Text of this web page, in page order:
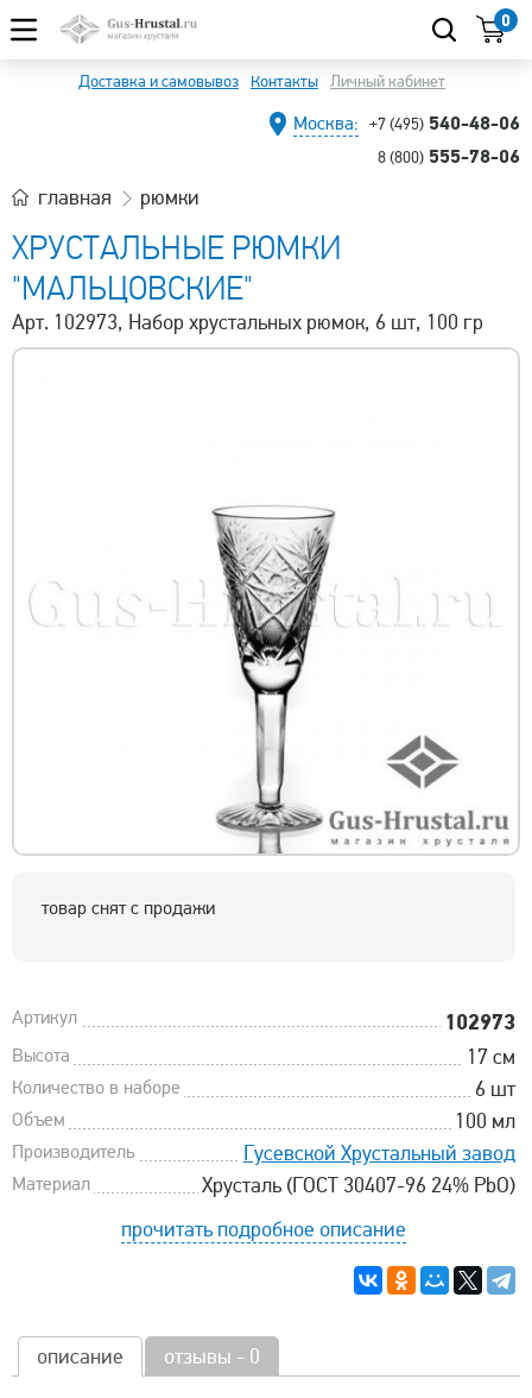
0
Доставка и самовывоз Контакты Личный кабинет
Москва: +7 (495) 540-48-06
8 (800) 555-78-06
главная рюмки
ХРУСТАЛЬНЫЕ РЮМКИ
"МАЛЬЦОВСКИЕ"
Арт. 102973, Набор хрустальных рюмок, 6 шт, 100 гр
товар снят с продажи
Артикул 102973
Высота 17 см
Количество в наборе 6 шт
Объем 100 мл
Производитель Гусевской Хрустальный завод
Материал
Хрусталь (ГОСТ 30407-96 24% PbO)
прочитать подробное описание
описание отзывы - 0